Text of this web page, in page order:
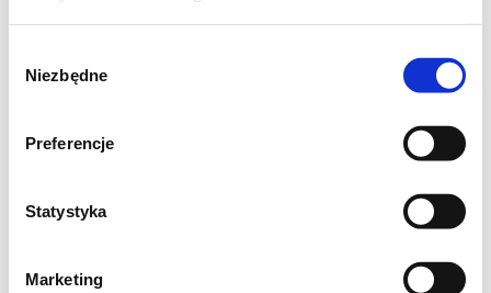
zgody
Niezbędne
Preferencje
Statystyka
Marketing